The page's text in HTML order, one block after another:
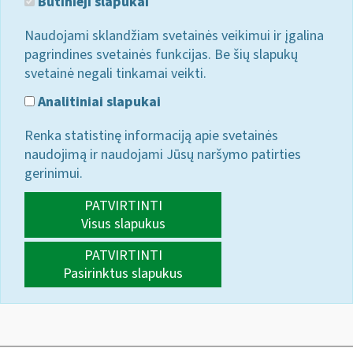
Naudojami sklandžiam svetainės veikimui ir įgalina
pagrindines svetainės funkcijas. Be šių slapukų
svetainė negali tinkamai veikti.
Analitiniai slapukai
Renka statistinę informaciją apie svetainės
naudojimą ir naudojami Jūsų naršymo patirties
gerinimui.
PATVIRTINTI
Visus slapukus
PATVIRTINTI
Pasirinktus slapukus